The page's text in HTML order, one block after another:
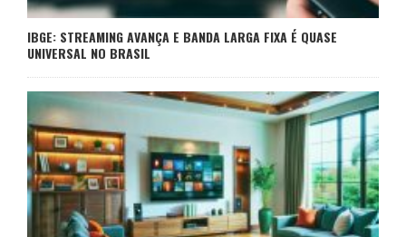
IBGE: STREAMING AVANÇA E BANDA LARGA FIXA É QUASE
UNIVERSAL NO BRASIL